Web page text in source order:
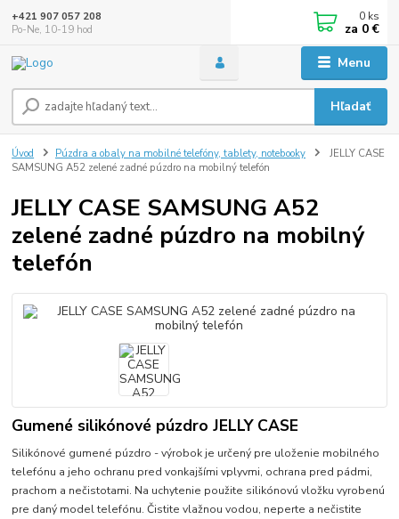
Menu
Hľadať
+421 907 057 208
Po-Ne, 10-19 hod
0 ks
za 0 €
Úvod Púzdra a obaly na mobilné telefóny, tablety, notebooky
JELLY CASE
SAMSUNG A52 zelené zadné púzdro na mobilný telefón
JELLY CASE SAMSUNG A52
zelené zadné púzdro na mobilný
telefón
Gumené silikónové púzdro JELLY CASE
Silikónové gumené púzdro - výrobok je určený pre uloženie mobilného
telefónu a jeho ochranu pred vonkajšími vplyvmi, ochrana pred pádmi,
prachom a nečistotami. Na uchytenie použite silikónovú vložku vyrobenú
pre daný model telefónu. Čistite vlažnou vodou, neperte a nečistite